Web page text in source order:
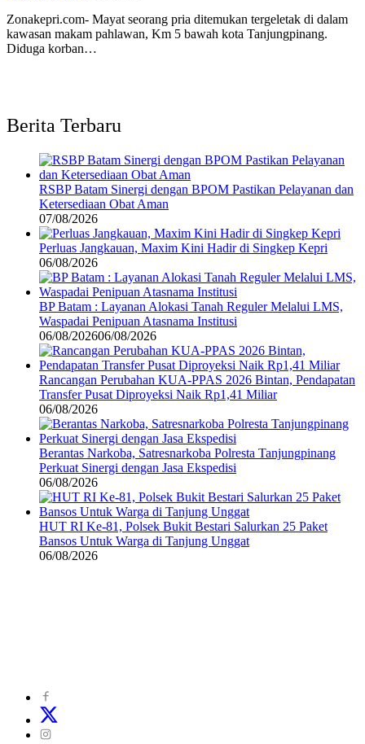
Zonakepri.com- ‎Mayat seorang pria ditemukan tergeletak di dalam
kawasan makam pahlawan, Km 5 bawah kota Tanjungpinang.
Diduga korban…
Berita Terbaru
RSBP Batam Sinergi dengan BPOM Pastikan Pelayanan dan
Ketersediaan Obat Aman
07/08/2026
Perluas Jangkauan, Maxim Kini Hadir di Singkep Kepri
06/08/2026
BP Batam : Layanan Alokasi Tanah Reguler Melalui LMS,
Waspadai Penipuan Atasnama Institusi
06/08/202606/08/2026
Rancangan Perubahan KUA-PPAS 2026 Bintan, Pendapatan
Transfer Pusat Diproyeksi Naik Rp1,41 Miliar
06/08/2026
Berantas Narkoba, Satresnarkoba Polresta Tanjungpinang
Perkuat Sinergi dengan Jasa Ekspedisi
06/08/2026
HUT RI Ke-81, Polsek Bukit Bestari Salurkan 25 Paket
Bansos Untuk Warga di Tanjung Unggat
06/08/2026